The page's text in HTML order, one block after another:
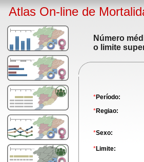
Atlas On-line de
Número
o limite
*Período:
*Regiao:
*Sexo:
*Limite: